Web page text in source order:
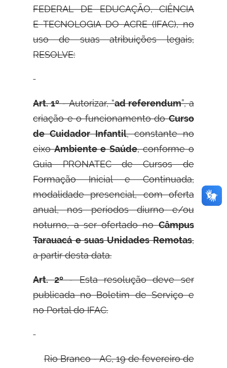
FEDERAL DE EDUCAÇÃO, CIÊNCIA
ETECNOLOGIA DO ACRE (IFAC), no
uso de suas atribuições legais,
RESOLVE:
Art. 1º- Autorizar, “ad referendum”, a
criação e o funcionamento doCurso
de Cuidador Infantil, constante no
eixoAmbiente e Saúde, conforme o
Guia PRONATEC de Cursos de
Formação Inicial e Continuada,
modalidade presencial, com oferta
anual, nos períodos diurno e/ou
noturno, a ser ofertado noCâmpus
Tarauacá e suas Unidades Remotas,
a partir desta data.
Art. 2º- Esta resolução deve ser
publicada no Boletim de Serviço e
no Portal do IFAC.
Rio Branco - AC, 19 de fevereiro de